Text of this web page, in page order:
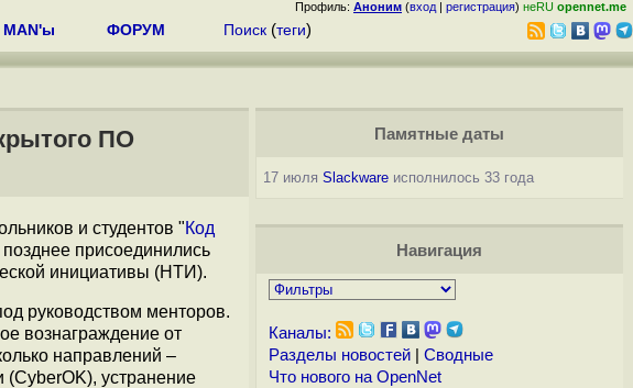
Профиль: Аноним (вход | регистрация) неRU opennet.me
MAN'ы ФОРУМ Поиск (теги)
ПО
и студентов "Код
присоединились
инициативы (НТИ).
руководством менторов.
вознаграждение от
направлений –
устранение
Памятные даты
17 июля Slackwareисполнилось 33 года
Навигация
Каналы:
Разделы новостей| Сводные
Что нового на OpenNet